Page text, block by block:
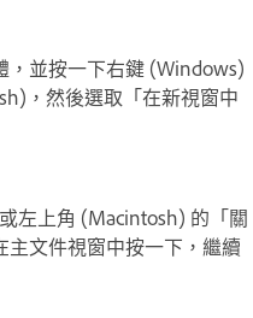
，並按一下右鍵 (Windows)
，然後選取「在新視窗中
左上角 (Macintosh) 的「關
文件視窗中按一下，繼續